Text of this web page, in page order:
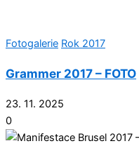
Fotogalerie Rok 2017
Grammer 2017 – FOTO
23. 11. 2025
0